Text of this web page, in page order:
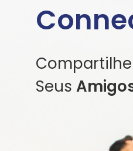
Compartilhe
Seus